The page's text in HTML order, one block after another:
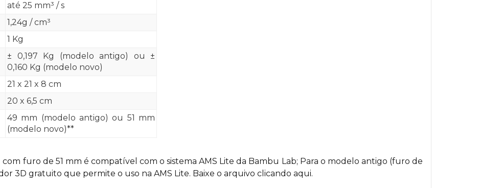
até 25 mm³ / s
1,24g / cm³
1 Kg
± 0,197 Kg (modelo antigo) ou ±
0,160 Kg (modelo novo)
21 x 21 x 8 cm
20 x 6,5 cm
49 mm (modelo antigo) ou 51 mm
(modelo novo)**
furo de 51 mm é compatível com o sistema AMS Lite da Bambu Lab; Para o modelo antigo (furo de
3D gratuito que permite o uso na AMS Lite. Baixe o arquivo clicando aqui.